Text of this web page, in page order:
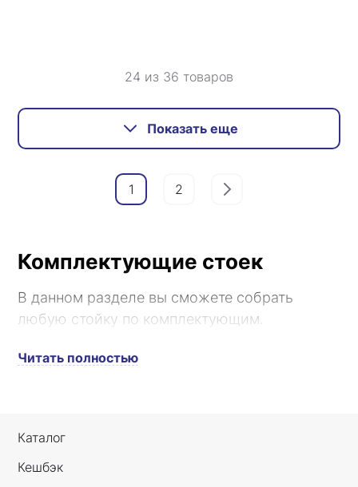
24 из 36 товаров
Показать еще
1 2
Комплектующие стоек
В данном разделе вы сможете собрать
любую стойку по комплектующим.
Читать полностью
Каталог
Кешбэк